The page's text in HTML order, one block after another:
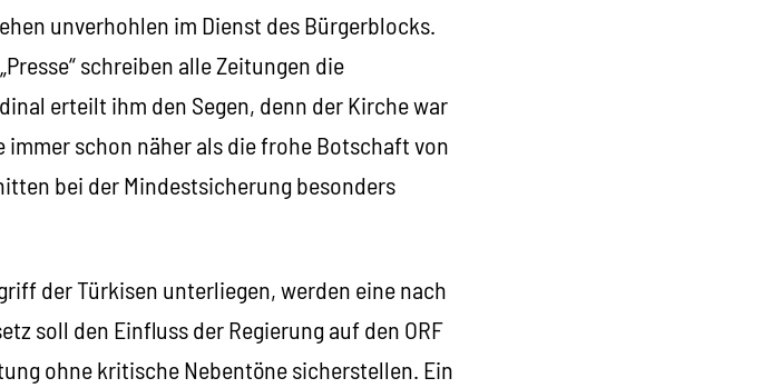
unverhohlen im Dienst des Bürgerblocks.
schreiben alle Zeitungen die
erteilt ihm den Segen, denn der Kirche war
immer schon näher als die frohe Botschaft von
bei der Mindestsicherung besonders
der Türkisen unterliegen, werden eine nach
soll den Einfluss der Regierung auf den ORF
ohne kritische Nebentöne sicherstellen. Ein